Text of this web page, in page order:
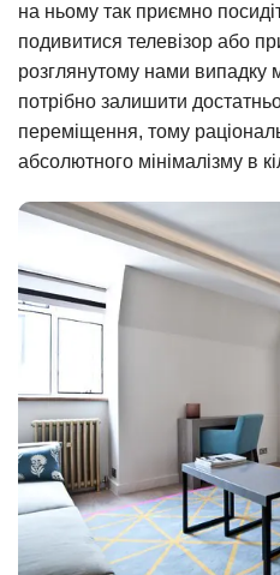
на ньому так приємно
подивитися телевізор або
розглянутому нами випадку
потрібно залишити
переміщення, тому
абсолютного мінімалізму в